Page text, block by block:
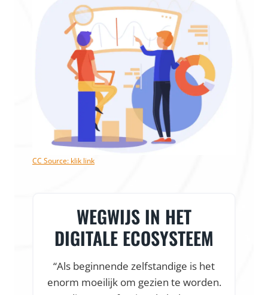
CC Source: klik link
WEGWIJS IN HET
ECOSYSTEEM
beginnende zelfstandige is het
moeilijk om gezien te worden.
VEEL